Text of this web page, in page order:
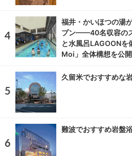
福井・かいほつの湯
プン——40名収容の
と水風呂LAGOONを
Moi」全体構想を公開
久留米でおすすめな
難波でおすすめ岩盤